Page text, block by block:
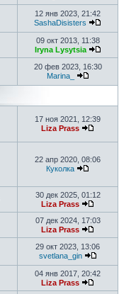
12 янв 2023, 21:42
SashaDisisters
09 окт 2013, 11:38
Iryna Lysytsia
20 фев 2023, 16:30
Marina_
17 ноя 2021, 12:39
Liza Prass
22 апр 2020, 08:06
Куколка
30 дек 2025, 01:12
Liza Prass
07 дек 2024, 17:03
Liza Prass
29 окт 2023, 13:06
svetlana_gin
04 янв 2017, 20:42
Liza Prass